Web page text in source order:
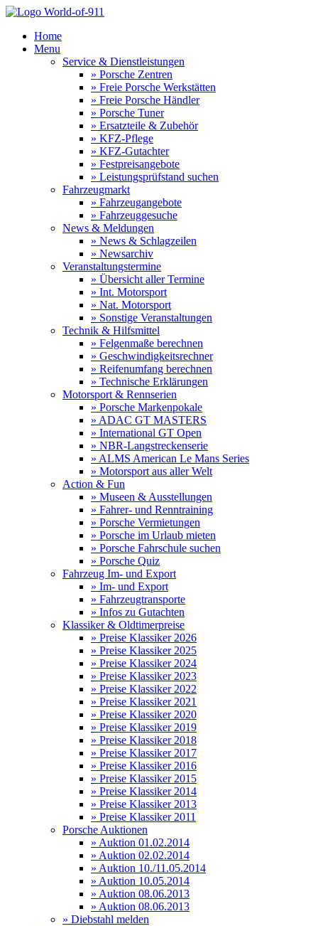
Home
Menu
Service & Dienstleistungen
» Porsche Zentren
» Freie Porsche Werkstätten
» Freie Porsche Händler
» Porsche Tuner
» Ersatzteile & Zubehör
» KFZ-Pflege
» KFZ-Gutachter
» Festpreisangebote
» Leistungsprüfstand suchen
Fahrzeugmarkt
» Fahrzeugangebote
» Fahrzeuggesuche
News & Meldungen
» News & Schlagzeilen
» Newsarchiv
Veranstaltungstermine
» Übersicht aller Termine
» Int. Motorsport
» Nat. Motorsport
» Sonstige Veranstaltungen
Technik & Hilfsmittel
» Felgenmaße berechnen
» Geschwindigkeitsrechner
» Reifenumfang berechnen
» Technische Erklärungen
Motorsport & Rennserien
» Porsche Markenpokale
» ADAC GT MASTERS
» International GT Open
» NBR-Langstreckenserie
» ALMS American Le Mans Series
» Motorsport aus aller Welt
Action & Fun
» Museen & Ausstellungen
» Fahrer- und Renntraining
» Porsche Vermietungen
» Porsche im Urlaub mieten
» Porsche Fahrschule suchen
» Porsche Quiz
Fahrzeug Im- und Export
» Im- und Export
» Fahrzeugtransporte
» Infos zu Gutachten
Klassiker & Oldtimerpreise
» Preise Klassiker 2026
» Preise Klassiker 2025
» Preise Klassiker 2024
» Preise Klassiker 2023
» Preise Klassiker 2022
» Preise Klassiker 2021
» Preise Klassiker 2020
» Preise Klassiker 2019
» Preise Klassiker 2018
» Preise Klassiker 2017
» Preise Klassiker 2016
» Preise Klassiker 2015
» Preise Klassiker 2014
» Preise Klassiker 2013
» Preise Klassiker 2011
Porsche Auktionen
» Auktion 01.02.2014
» Auktion 02.02.2014
» Auktion 10./11.05.2014
» Auktion 10.05.2014
» Auktion 08.06.2013
» Auktion 08.06.2013
» Diebstahl melden